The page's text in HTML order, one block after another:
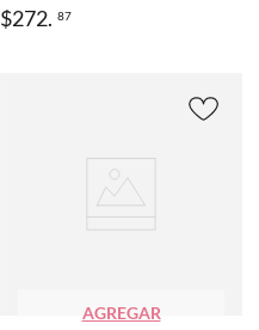
$272. 87
AGREGAR